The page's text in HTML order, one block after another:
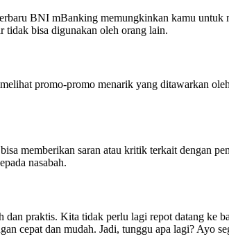
BNI mBanking memungkinkan kamu
tidak bisa digunakan oleh orang lain.
promo-promo menarik yang ditawarkan
memberikan saran atau kritik terkait dengan
nasabah.
praktis. Kita tidak perlu lagi repot datang ke
cepat dan mudah. Jadi, tunggu apa lagi? Ayo